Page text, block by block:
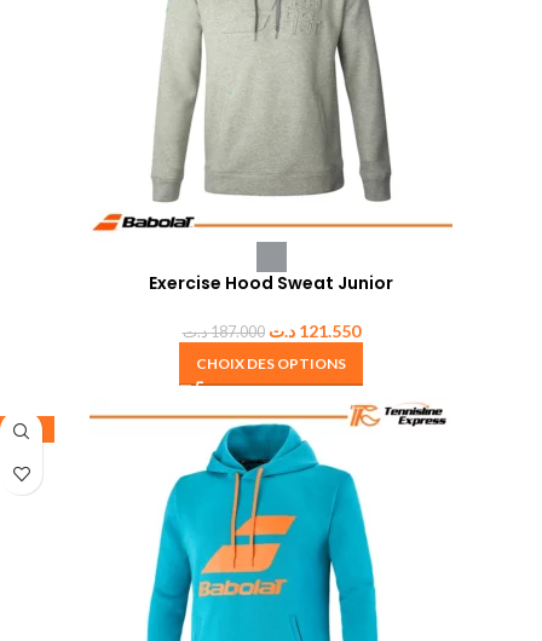
Exercise Hood Sweat Junior
187.000د.ت 121.550 د.ت
CHOIX DES OPTIONS
-35%